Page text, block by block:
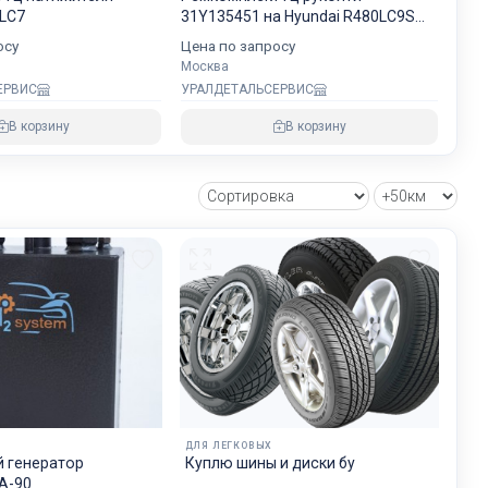
В корзину
31Y135451 на Hyundai R480LC9S
Цена по запросу
Москва
УРАЛДЕТАЛЬСЕРВИС
В корзину
90
ДЛЯ ЛЕГКОВЫХ
Куплю шины и диски бу